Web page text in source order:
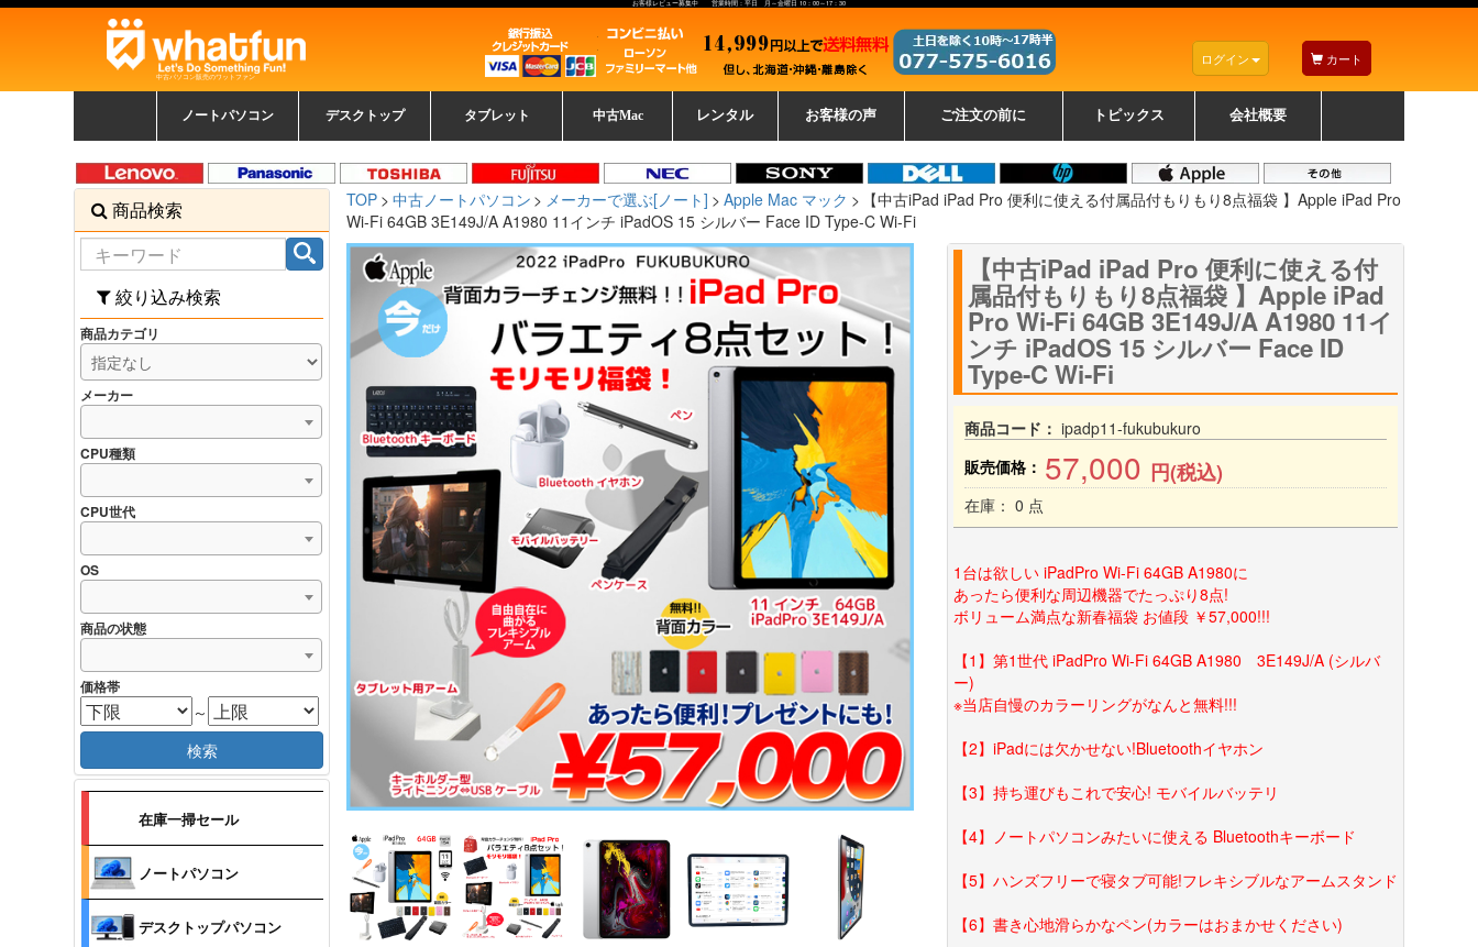
お客様レビュー募集中 営業時間：平日 月～金曜日 10：00～17：30
中古パソコン販売のワットファン
ログイン カート
ノートパソコン
覧
パソコン
ッカード
デスクトップ
中古デスクトップ一覧
新品デスクトップ一
覧
ゲーミングパソコン
トレーディングパソ
コン
ッカード
タブレット 中古Mac レンタル お客様の声 ご注文の前に トピックス 会社概要
TOP 中古ノートパソコン メーカーで選ぶ[ノート] Apple Mac マック
【中古iPad iPad Pro 便利に使える付属品付もりもり8点福袋 】Apple iPad Pro
Wi-Fi 64GB 3E149J/A A1980 11インチ iPadOS 15 シルバー Face ID Type-C Wi-Fi
【中古iPad iPad Pro 便利に使える付
属品付もりもり8点福袋 】Apple iPad
Pro Wi-Fi 64GB 3E149J/A A1980 11イ
ンチ iPadOS 15 シルバー Face ID
Type-C Wi-Fi
商品コード： ipadp11-fukubukuro
販売価格： 57,000 円(税込)
在庫： 0 点
1台は欲しい iPadPro Wi-Fi 64GB A1980に
あったら便利な周辺機器でたっぷり8点!
ボリューム満点な新春福袋 お値段 ￥57,000!!!
【1】第1世代 iPadPro Wi-Fi 64GB A1980 3E149J/A (シルバ
ー)
※当店自慢のカラーリングがなんと無料!!!
【2】iPadには欠かせない!Bluetoothイヤホン
【3】持ち運びもこれで安心! モバイルバッテリ
【4】ノートパソコンみたいに使える Bluetoothキーボード
【5】ハンズフリーで寝タブ可能!フレキシブルなアームスタンド
【6】書き心地滑らかなペン(カラーはおまかせください)
商品検索
絞り込み検索
商品カテゴリ
メーカー
CPU種類
CPU世代
OS
商品の状態
価格帯
～
検索
在庫一掃セール
ノートパソコン
デスクトップパソコン